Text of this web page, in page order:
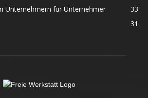
Unternehmern für Unternehmer
33
31